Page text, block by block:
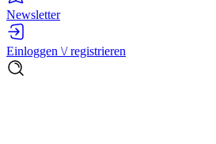
Newsletter
Einloggen \/ registrieren